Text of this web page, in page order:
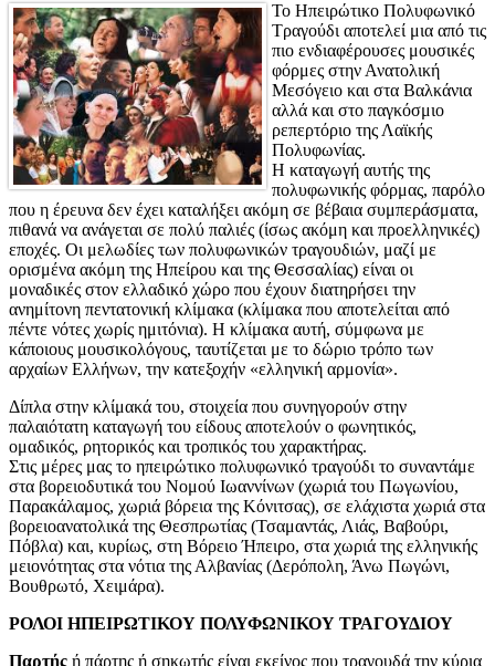
Το Ηπειρώτικο Πολυφωνικό
Τραγούδι αποτελεί μια από τις
πιο ενδιαφέρουσες μουσικές
φόρμες στην Ανατολική
Μεσόγειο και στα Βαλκάνια
αλλά και στο παγκόσμιο
ρεπερτόριο της Λαϊκής
Πολυφωνίας.
Η καταγωγή αυτής της
πολυφωνικής φόρμας, παρόλο
που η έρευνα δεν έχει καταλήξει ακόμη σε βέβαια συμπεράσματα,
πιθανά να ανάγεται σε πολύ παλιές (ίσως ακόμη και προελληνικές)
εποχές. Οι μελωδίες των πολυφωνικών τραγουδιών, μαζί με
ορισμένα ακόμη της Ηπείρου και της Θεσσαλίας) είναι οι
μοναδικές στον ελλαδικό χώρο που έχουν διατηρήσει την
ανημίτονη πεντατονική κλίμακα (κλίμακα που αποτελείται από
πέντε νότες χωρίς ημιτόνια). Η κλίμακα αυτή, σύμφωνα με
κάποιους μουσικολόγους, ταυτίζεται με το δώριο τρόπο των
αρχαίων Ελλήνων, την κατεξοχήν «ελληνική αρμονία».
Δίπλα στην κλίμακά του, στοιχεία που συνηγορούν στην
παλαιότατη καταγωγή του είδους αποτελούν ο φωνητικός,
ομαδικός, ρητορικός και τροπικός του χαρακτήρας.
Στις μέρες μας το ηπειρώτικο πολυφωνικό τραγούδι το συναντάμε
στα βορειοδυτικά του Νομού Ιωαννίνων (χωριά του Πωγωνίου,
Παρακάλαμος, χωριά βόρεια της Κόνιτσας), σε ελάχιστα χωριά στα
βορειοανατολικά της Θεσπρωτίας (Τσαμαντάς, Λιάς, Βαβούρι,
Πόβλα) και, κυρίως, στη Βόρειο Ήπειρο, στα χωριά της ελληνικής
μειονότητας στα νότια της Αλβανίας (Δερόπολη, Άνω Πωγώνι,
Βουθρωτό, Χειμάρα).
ΡΟΛΟΙ ΗΠΕΙΡΩΤΙΚΟΥ ΠΟΛΥΦΩΝΙΚΟΥ ΤΡΑΓΟΥΔΙΟΥ
Παρτής ή πάρτης ή σηκωτής είναι εκείνος που τραγουδά την κύρια